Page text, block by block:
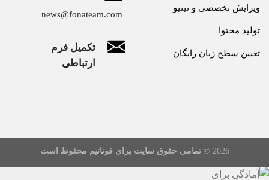
ویرایش تخصصی و نیتیو
تولید محتوا
تعیین سطح زبان رایگان
news@fonateam.com
تکمیل فرم
ارتباطی
2026 © تمامی حقوق سایت برای فوناتیم محفوظ است